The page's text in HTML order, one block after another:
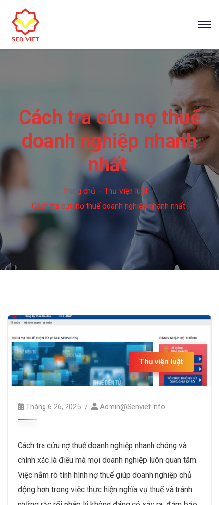
Cách tra cứu nợ thuế
doanh nghiệp nhanh
nhất
Trang chủ
Thư viện luật
Cách tra cứu nợ thuế doanh nghiệp nhanh nhất
Thư viện luật
Tháng 6 26, 2025 Admin@senviet.info
Cách tra cứu nợ thuế doanh nghiệp nhanh chóng và
chính xác là điều mà mọi doanh nghiệp luôn quan tâm.
Việc nắm rõ tình hình nợ thuế giúp doanh nghiệp chủ
động hơn trong việc thực hiện nghĩa vụ thuế và tránh